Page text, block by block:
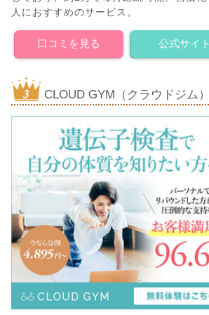
人におすすめのサービス。
口コミを見る 公式サイト
CLOUD GYM（クラウドジム）